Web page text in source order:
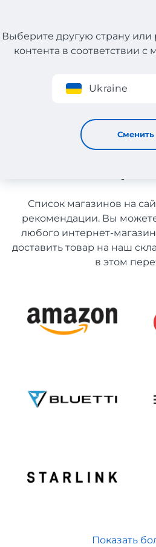
Регистрация
Выберите другую страну или
контента в соответствии
Ukraine
Сменить
Зарядные станции из
Зарядные
Испании с
Список магазинов на
рекомендации. Вы можете
любого интернет-
доставить товар на наш
в этом
Показать